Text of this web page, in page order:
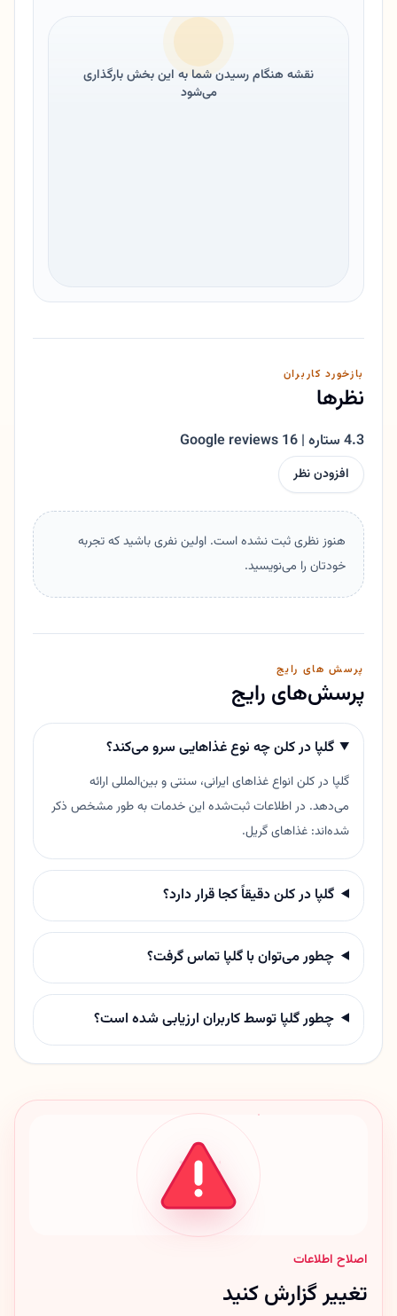
نقشه هنگام رسیدن شما به این بخش بارگذاری
می‌شود
بازخورد کاربران
نظرها
4.3 ستاره | 16 Google reviews
افزودن نظر
هنوز نظری ثبت نشده است. اولین نفری باشید که تجربه
خودتان را می‌نویسید.
پرسش های رایج
پرسش‌های رایج
گلپا در کلن چه نوع غذاهایی سرو می‌کند؟
گلپا در کلن انواع غذاهای ایرانی، سنتی و بین‌المللی ارائه
می‌دهد. در اطلاعات ثبت‌شده این خدمات به طور مشخص ذکر
شده‌اند: غذاهای گریل.
گلپا در کلن دقیقاً کجا قرار دارد؟
چطور می‌توان با گلپا تماس گرفت؟
چطور گلپا توسط کاربران ارزیابی شده است؟
اصلاح اطلاعات
تغییر گزارش کنید